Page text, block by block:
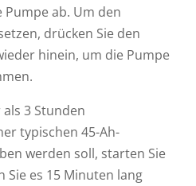
ab. Um den
drücken Sie den
hinein, um die Pumpe
3 Stunden
typischen 45-Ah-
werden soll, starten Sie
Sie es 15 Minuten lang